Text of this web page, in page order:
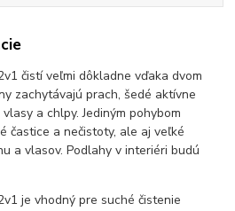
čistí veľmi dôkladne vďaka dvom
zachytávajú prach, šedé aktívne
a chlpy. Jediným pohybom
častice a nečistoty, ale aj veľké
a vlasov. Podlahy v interiéri budú
je vhodný pre suché čistenie